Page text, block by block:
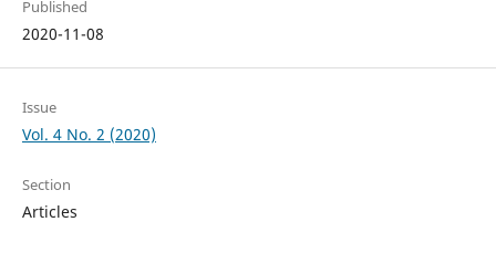
Published
2020-11-08
Issue
Vol. 4 No. 2 (2020)
Section
Articles